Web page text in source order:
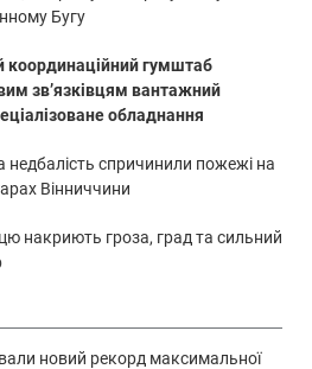
Бугу
координаційний гумштаб
зв’язківцям вантажний
обладнання
спричинили пожежі на
Вінниччини
накриють гроза, град та сильний
новий рекорд максимальної